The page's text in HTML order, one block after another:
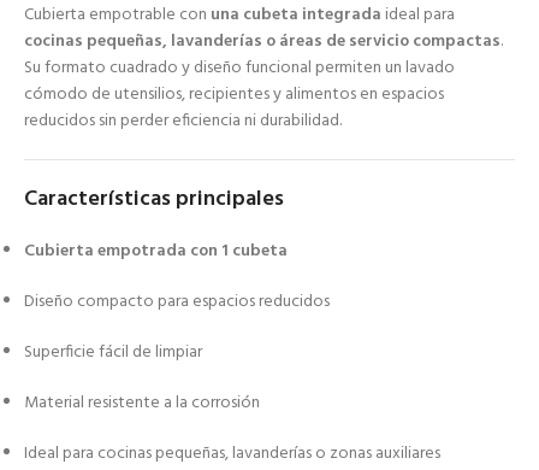
Cubierta empotrable con una cubeta integrada ideal para
cocinas pequeñas, lavanderías o áreas de servicio compactas.
Su formato cuadrado y diseño funcional permiten un lavado
cómodo de utensilios, recipientes y alimentos en espacios
reducidos sin perder eficiencia ni durabilidad.
Características principales
Cubierta empotrada con 1 cubeta
Diseño compacto para espacios reducidos
Superficie fácil de limpiar
Material resistente a la corrosión
Ideal para cocinas pequeñas, lavanderías o zonas auxiliares